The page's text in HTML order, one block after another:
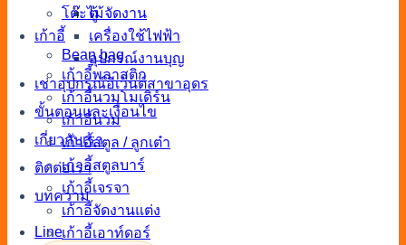
ตู้
เครื่องใช้ไฟฟ้า
อุปกรณ์งานบุญ
เช่าอุปกรณ์อีเว้นต์สาขาอุดร
ขั้นตอนและเงื่อนไข
เกี่ยวกับเรา
ติดต่อเรา
บทความ
Line
โต๊ะไม้จัดงาน
เก้าอี้
Bean bag
เก้าอี้พลาสติก
เก้าอี้นวมโมเดิร์น
เก้าอี้นวม
เก้าอี้สตูล / ลูกเต๋า
เก้าอี้สตูลบาร์
เก้าอี้เจรจา
เก้าอี้จัดงานแต่ง
เก้าอี้เอาท์ดอร์